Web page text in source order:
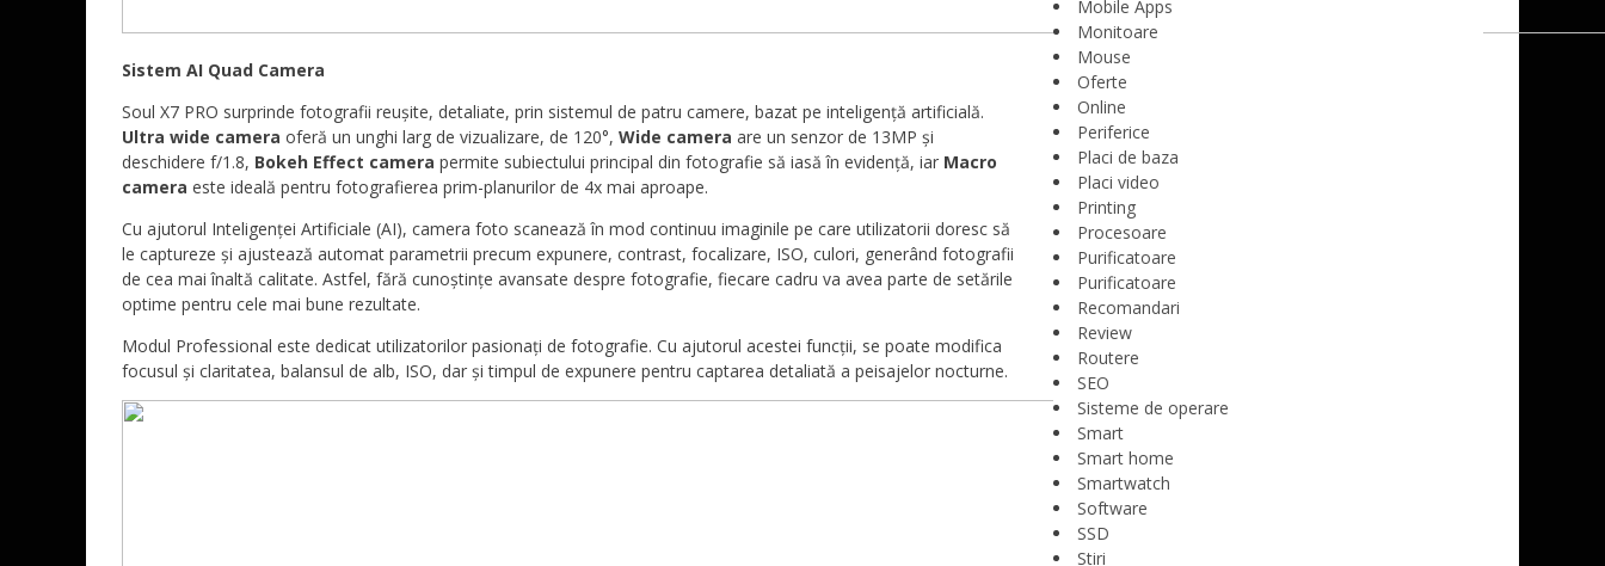
Sistem AI Quad Camera
Soul X7 PRO surprinde fotografii reușite, detaliate, prin sistemul de patru camere, bazat pe inteligență artificială.
Ultra wide camera oferă un unghi larg de vizualizare, de 120°, Wide camera are un senzor de 13MP și
deschidere f/1.8, Bokeh Effect camera permite subiectului principal din fotografie să iasă în evidență, iar Macro
camera este ideală pentru fotografierea prim-planurilor de 4x mai aproape.
Cu ajutorul Inteligenței Artificiale (AI), camera foto scanează în mod continuu imaginile pe care utilizatorii doresc să
le captureze și ajustează automat parametrii precum expunere, contrast, focalizare, ISO, culori, generând fotografii
de cea mai înaltă calitate. Astfel, fără cunoștințe avansate despre fotografie, fiecare cadru va avea parte de setările
optime pentru cele mai bune rezultate.
Modul Professional este dedicat utilizatorilor pasionați de fotografie. Cu ajutorul acestei funcții, se poate modifica
focusul și claritatea, balansul de alb, ISO, dar și timpul de expunere pentru captarea detaliată a peisajelor nocturne.
Mobile Apps
Monitoare
Mouse
Oferte
Online
Periferice
Placi de baza
Placi video
Printing
Procesoare
Purificatoare
Purificatoare
Recomandari
Review
Routere
SEO
Sisteme de operare
Smart
Smart home
Smartwatch
Software
SSD
Stiri